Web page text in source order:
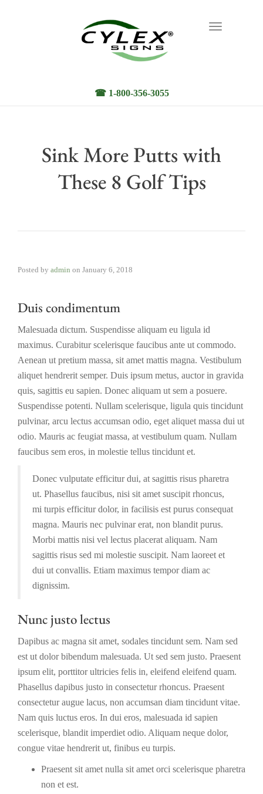
Toggle
☎ 1-800-356-3055
Sink More Putts with
These 8 Golf Tips
Posted by admin on January 6, 2018
Duis condimentum
Malesuada dictum. Suspendisse aliquam eu ligula id
maximus. Curabitur scelerisque faucibus ante ut commodo.
Aenean ut pretium massa, sit amet mattis magna. Vestibulum
aliquet hendrerit semper. Duis ipsum metus, auctor in gravida
quis, sagittis eu sapien. Donec aliquam ut sem a posuere.
Suspendisse potenti. Nullam scelerisque, ligula quis tincidunt
pulvinar, arcu lectus accumsan odio, eget aliquet massa dui ut
odio. Mauris ac feugiat massa, at vestibulum quam. Nullam
faucibus sem eros, in molestie tellus tincidunt et.
Donec vulputate efficitur dui, at sagittis risus pharetra
ut. Phasellus faucibus, nisi sit amet suscipit rhoncus,
mi turpis efficitur dolor, in facilisis est purus consequat
magna. Mauris nec pulvinar erat, non blandit purus.
Morbi mattis nisi vel lectus placerat aliquam. Nam
sagittis risus sed mi molestie suscipit. Nam laoreet et
dui ut convallis. Etiam maximus tempor diam ac
dignissim.
Nunc justo lectus
Dapibus ac magna sit amet, sodales tincidunt sem. Nam sed
est ut dolor bibendum malesuada. Ut sed sem justo. Praesent
ipsum elit, porttitor ultricies felis in, eleifend eleifend quam.
Phasellus dapibus justo in consectetur rhoncus. Praesent
consectetur augue lacus, non accumsan diam tincidunt vitae.
Nam quis luctus eros. In dui eros, malesuada id sapien
scelerisque, blandit imperdiet odio. Aliquam neque dolor,
congue vitae hendrerit ut, finibus eu turpis.
Praesent sit amet nulla sit amet orci scelerisque pharetra
non et est.